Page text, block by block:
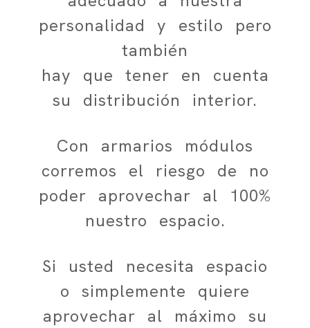
personalidad y estilo pero
también
hay que tener en cuenta
su distribución interior.
Con armarios módulos
corremos el riesgo de no
poder aprovechar al 100%
nuestro espacio.
Si usted necesita espacio
o simplemente quiere
aprovechar al máximo su